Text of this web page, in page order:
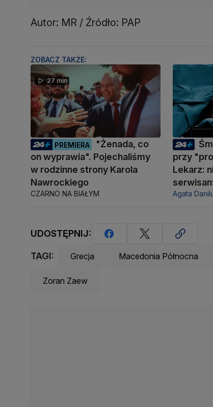
Autor: MR / Źródło: PAP
ZOBACZ TAKŻE:
27 min
PREMIERA
"Żenada, co
on wyprawia". Pojechaliśmy
w rodzinne strony Karola
Nawrockiego
CZARNO NA BIAŁYM
przy
Lekarz:
Agata
UDOSTĘPNIJ:
TAGI: Grecja Macedonia Północna
Zoran Zaew